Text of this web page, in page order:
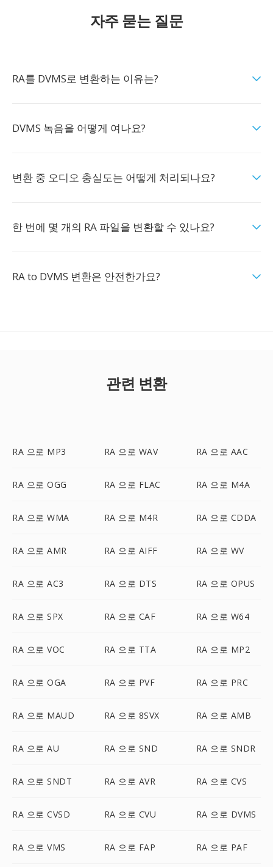
자주 묻는 질문
RA를 DVMS로 변환하는 이유는?
DVMS 녹음을 어떻게 여나요?
변환 중 오디오 충실도는 어떻게 처리되나요?
한 번에 몇 개의 RA 파일을 변환할 수 있나요?
RA to DVMS 변환은 안전한가요?
관련 변환
RA 으로 MP3 RA 으로 WAV RA 으로 AAC
RA 으로 OGG RA 으로 FLAC RA 으로 M4A
RA 으로 WMA RA 으로 M4R RA 으로 CDDA
RA 으로 AMR RA 으로 AIFF RA 으로 WV
RA 으로 AC3 RA 으로 DTS RA 으로 OPUS
RA 으로 SPX RA 으로 CAF RA 으로 W64
RA 으로 VOC RA 으로 TTA RA 으로 MP2
RA 으로 OGA RA 으로 PVF RA 으로 PRC
RA 으로 MAUD RA 으로 8SVX RA 으로 AMB
RA 으로 AU RA 으로 SND RA 으로 SNDR
RA 으로 SNDT RA 으로 AVR RA 으로 CVS
RA 으로 CVSD RA 으로 CVU RA 으로 DVMS
RA 으로 VMS RA 으로 FAP RA 으로 PAF